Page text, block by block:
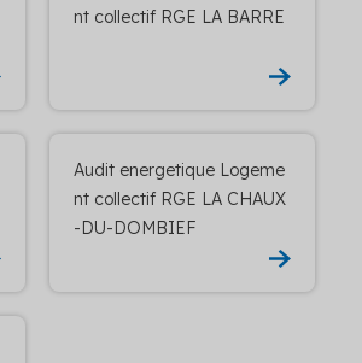
nt collectif RGE LA BARRE
Audit energetique Logeme
nt collectif RGE LA CHAUX
-DU-DOMBIEF